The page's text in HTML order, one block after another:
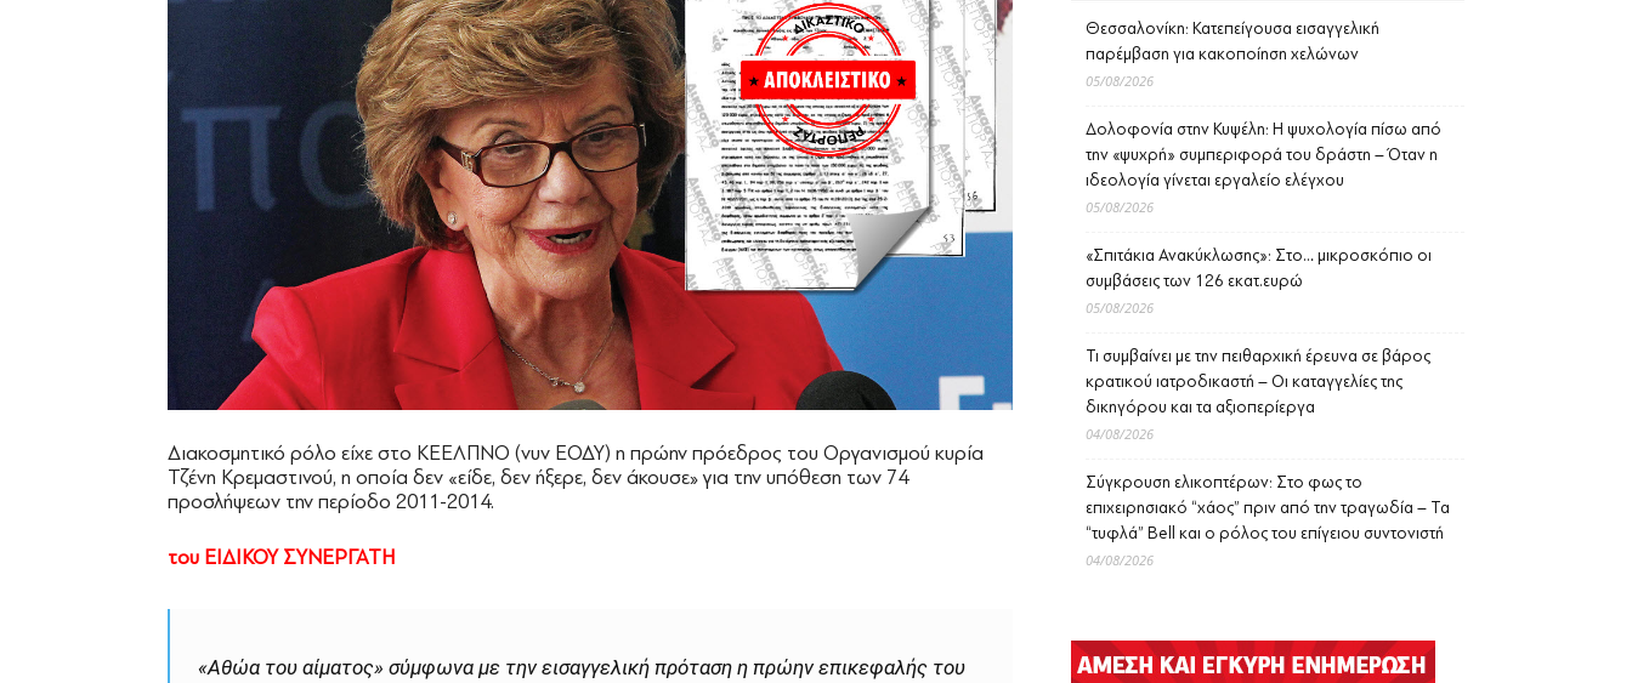
Διακοσμητικό ρόλο είχε στο ΚΕΕΛΠΝΟ (νυν ΕΟΔΥ) η πρώην πρόεδρος του Οργανισμού κυρία
Τζένη Κρεμαστινού, η οποία δεν «είδε, δεν ήξερε, δεν άκουσε» για την υπόθεση των 74
προσλήψεων την περίοδο 2011-2014.
του ΕΙΔΙΚΟΥ ΣΥΝΕΡΓΑΤΗ
«Αθώα του αίματος» σύμφωνα με την εισαγγελική πρόταση η πρώην επικεφαλής του
Θεσσαλονίκη: Κατεπείγουσα εισαγγελική
παρέμβαση για κακοποίηση χελώνων
05/08/2026
Δολοφονία στην Κυψέλη: Η ψυχολογία πίσω από
την «ψυχρή» συμπεριφορά του δράστη – Όταν η
ιδεολογία γίνεται εργαλείο ελέγχου
05/08/2026
«Σπιτάκια Ανακύκλωσης»: Στο… μικροσκόπιο οι
συμβάσεις των 126 εκατ.ευρώ
05/08/2026
Τι συμβαίνει με την πειθαρχική έρευνα σε βάρος
κρατικού ιατροδικαστή – Οι καταγγελίες της
δικηγόρου και τα αξιοπερίεργα
04/08/2026
Σύγκρουση ελικοπτέρων: Στο φως το
επιχειρησιακό “χάος” πριν από την τραγωδία – Τα
“τυφλά” Bell και ο ρόλος του επίγειου συντονιστή
04/08/2026